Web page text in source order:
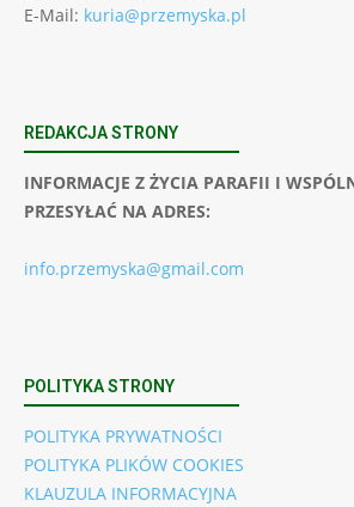
E-Mail: kuria@przemyska.pl
REDAKCJA STRONY
INFORMACJE Z ŻYCIA PARAFII I
PRZESYŁAĆ NA ADRES:
info.przemyska@gmail.com
POLITYKA STRONY
POLITYKA PRYWATNOŚCI
POLITYKA PLIKÓW COOKIES
KLAUZULA INFORMACYJNA